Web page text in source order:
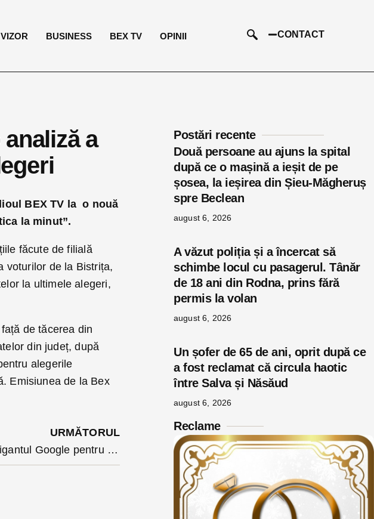
BUSINESS BEX TV OPINII CONTACT
a
BEX TV la o nouă
la minut”.
făcute de filială
voturilor de la Bistrița,
la ultimele alegeri,
de tăcerea din
din județ, după
alegerile
Emisiunea de la Bex
URMĂTORUL
Acord între guvernul român și gigantul Google pentru cloud și securitate cibernetică. Bogdan Ivan a semnat documentul alături de unul din oficialii Google Cloud
Postări recente
Două persoane au ajuns la spital
după ce o mașină a ieșit de pe
șosea, la ieșirea din Șieu-Măgheruș
spre Beclean
august 6, 2026
A văzut poliția și a încercat să
schimbe locul cu pasagerul. Tânăr
de 18 ani din Rodna, prins fără
permis la volan
august 6, 2026
Un șofer de 65 de ani, oprit după ce
a fost reclamat că circula haotic
între Salva și Năsăud
august 6, 2026
Reclame